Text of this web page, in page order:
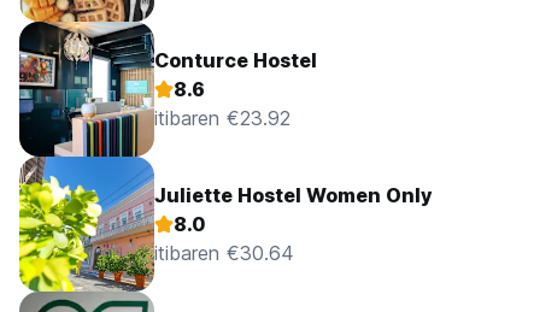
Conturce Hostel
8.6
itibaren €23.92
Juliette Hostel Women Only
8.0
itibaren €30.64